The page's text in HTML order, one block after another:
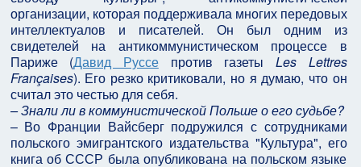
организации, которая поддерживала многих передовых
интеллектуалов и писателей. Он был одним из
свидетелей на антикоммунистическом процессе в
Париже (Давид Руссепротив газеты Les Lettres
Françaises). Его резко критиковали, но я думаю, что он
считал это честью для себя.
– Знали ли в коммунистической Польше о его судьбе?
– Во Франции Вайсберг подружился с сотрудниками
польского эмигрантского издательства "Культура", его
книга об СССР была опубликована на польском языке